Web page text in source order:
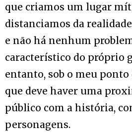
que criamos um lugar
distanciamos da
e não há nenhum
característico do próprio
entanto, sob o meu
que deve haver uma
público com a história,
personagens.